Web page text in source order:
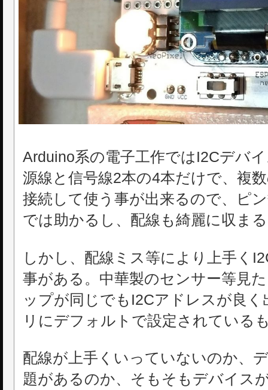
Arduino系の電子工作ではI2Cデバ
源線と信号線2本の4本だけで、複
接続して使う事が出来るので、ピ
では助かるし、配線も綺麗に収ま
しかし、配線ミス等により上手く
事がある。中華製のセンサー等見
ップが同じでもI2Cアドレスが良
リにデフォルトで設定されている
配線が上手くいっていないのか、
題があるのか、そもそもデバイス